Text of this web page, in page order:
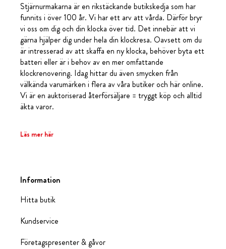
Stjärnurmakarna är en rikstäckande butikskedja som har
funnits i över 100 år. Vi har ett arv att vårda. Därför bryr
vi oss om dig och din klocka över tid. Det innebär att vi
gärna hjälper dig under hela din klockresa. Oavsett om du
är intresserad av att skaffa en ny klocka, behöver byta ett
batteri eller är i behov av en mer omfattande
klockrenovering. Idag hittar du även smycken från
välkända varumärken i flera av våra butiker och här online.
Vi är en auktoriserad återförsäljare = tryggt köp och alltid
äkta varor.
Läs mer här
Information
Hitta butik
Kundservice
Företagspresenter & gåvor